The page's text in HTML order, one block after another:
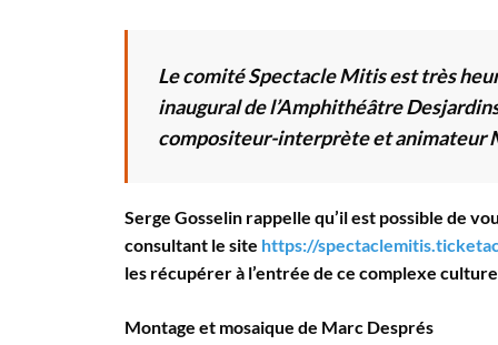
Le comité Spectacle Mitis est très
inaugural de l’Amphithéâtre
compositeur-interprète et animateur
Serge Gosselin rappelle qu’il est possible de
consultant le site https://
les récupérer à l’entrée de ce complexe
Montage et mosaique de Marc Després